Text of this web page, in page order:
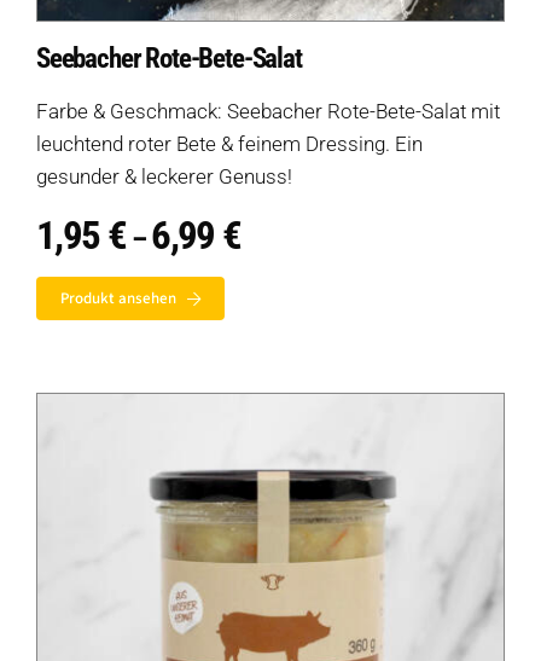
Seebacher Rote-Bete-Salat
Farbe & Geschmack: Seebacher Rote-Bete-Salat mit
leuchtend roter Bete & feinem Dressing. Ein
gesunder & leckerer Genuss!
1,95€ –6,99 €Preisspanne:
1,95 €
Produkt ansehen